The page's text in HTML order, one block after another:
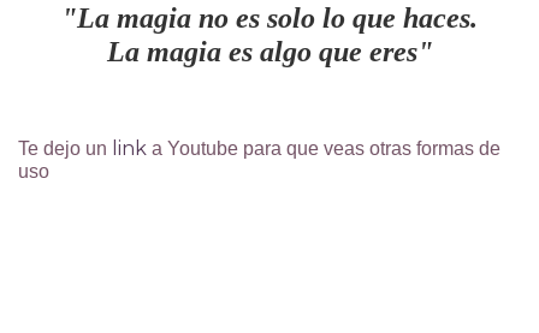
"La magia no es solo lo que haces.
La magia es algo que eres"
Te dejo un link a Youtube para que veas otras formas de
uso